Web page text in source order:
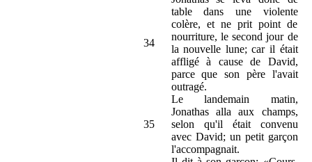
34
table dans une violente
colère, et ne prit point de
nourriture, le second jour de
la nouvelle lune; car il était
affligé à cause de David,
parce que son père l'avait
outragé.
35
Le landemain matin,
Jonathas alla aux champs,
selon qu'il était convenu
avec David; un petit garçon
l'accompagnait.